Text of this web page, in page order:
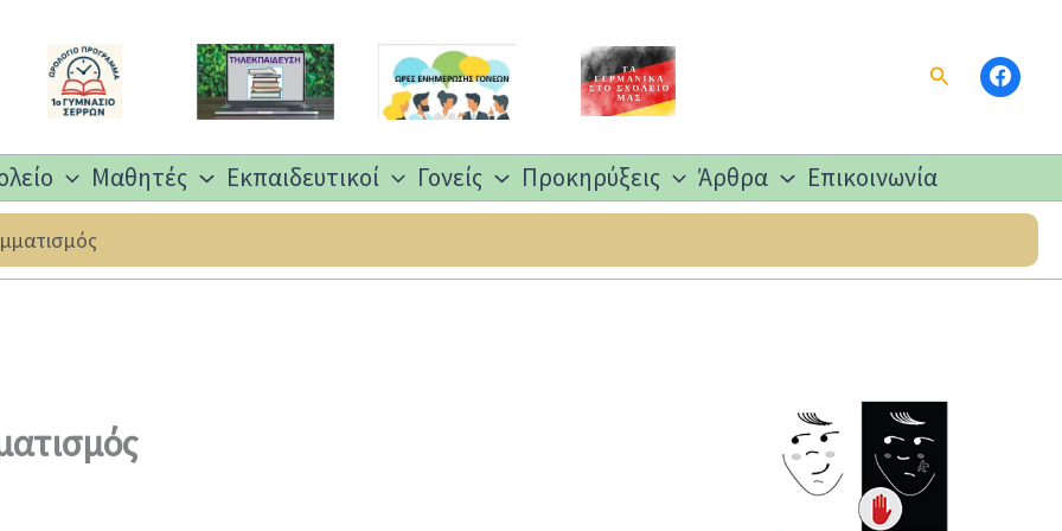
Αναζήτηση
Μαθητές Εκπαιδευτικοί Γονείς Προκηρύξεις Άρθρα Επικοινωνία